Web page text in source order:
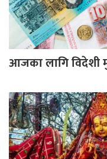
आजका लागि विदेशी